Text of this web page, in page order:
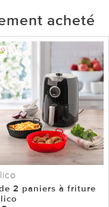
acheté
2 paniers à friture